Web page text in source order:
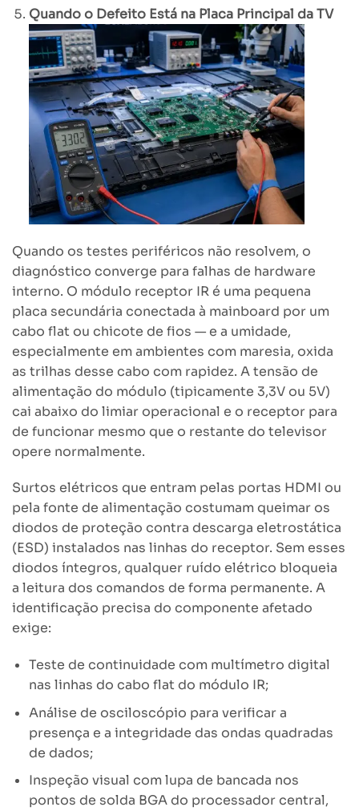
Quando o Defeito Está na Placa Principal da TV
Quando os testes periféricos não resolvem, o
diagnóstico converge para falhas de hardware
interno. O módulo receptor IR é uma pequena
placa secundária conectada à mainboard por um
cabo flat ou chicote de fios — e a umidade,
especialmente em ambientes com maresia, oxida
as trilhas desse cabo com rapidez. A tensão de
alimentação do módulo (tipicamente 3,3V ou 5V)
cai abaixo do limiar operacional e o receptor para
de funcionar mesmo que o restante do televisor
opere normalmente.
Surtos elétricos que entram pelas portas HDMI ou
pela fonte de alimentação costumam queimar os
diodos de proteção contra descarga eletrostática
(ESD) instalados nas linhas do receptor. Sem esses
diodos íntegros, qualquer ruído elétrico bloqueia
a leitura dos comandos de forma permanente. A
identificação precisa do componente afetado
exige:
Teste de continuidade com multímetro digital
nas linhas do cabo flat do módulo IR;
Análise de osciloscópio para verificar a
presença e a integridade das ondas quadradas
de dados;
Inspeção visual com lupa de bancada nos
pontos de solda BGA do processador central,